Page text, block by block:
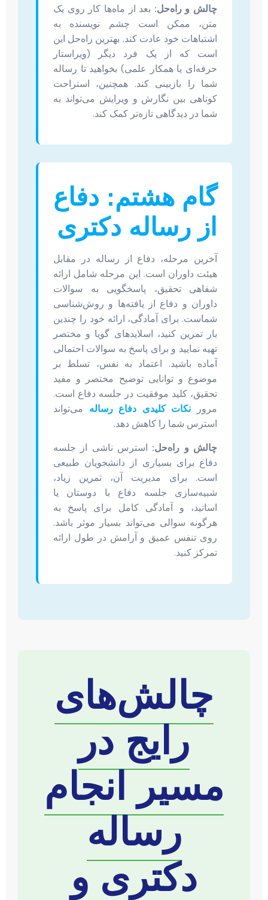
چالش و راه‌حل: بعد از ماه‌ها کار روی یک
متن، ممکن است چشم نویسنده به
اشتباهات خود عادت کند. بهترین راه‌حل این
است که از یک فرد دیگر (ویراستار
حرفه‌ای یا همکار علمی) بخواهید تا رساله
شما را بازبینی کند. همچنین، استراحت
کوتاهی بین نگارش و ویرایش می‌تواند به
شما در دیدگاهی تازه‌تر کمک کند.
گام هشتم: دفاع
از رساله دکتری
آخرین مرحله، دفاع از رساله در مقابل
هیئت داوران است. این مرحله شامل ارائه
شفاهی تحقیق، پاسخگویی به سوالات
داوران و دفاع از یافته‌ها و روش‌شناسی
شماست. برای آمادگی، ارائه خود را چندین
بار تمرین کنید، اسلایدهای گویا و مختصر
تهیه نمایید و برای پاسخ به سوالات احتمالی
آماده باشید. اعتماد به نفس، تسلط بر
موضوع و توانایی توضیح مختصر و مفید
تحقیق، کلید موفقیت در جلسه دفاع است.
مرور نکات کلیدی دفاع رساله می‌تواند
استرس شما را کاهش دهد.
چالش و راه‌حل: استرس ناشی از جلسه
دفاع برای بسیاری از دانشجویان طبیعی
است. برای مدیریت آن، تمرین زیاد،
شبیه‌سازی جلسه دفاع با دوستان یا
اساتید، و آمادگی کامل برای پاسخ به
هرگونه سوالی می‌تواند بسیار موثر باشد.
روی تنفس عمیق و آرامش در طول ارائه
تمرکز کنید.
چالش‌های
رایج در
مسیر انجام
رساله
دکتری و